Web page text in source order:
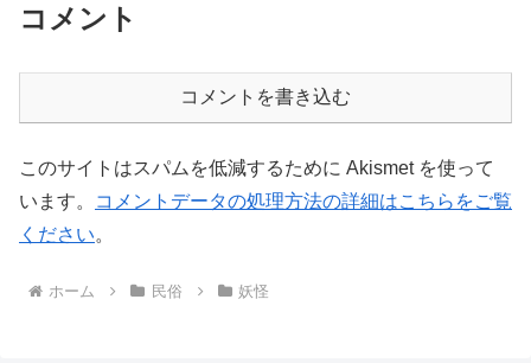
コメント
コメントを書き込む
このサイトはスパムを低減するために Akismet を使って
います。
コメントデータの処理方法の詳細はこちらをご覧
ください。
ホーム 民俗 妖怪